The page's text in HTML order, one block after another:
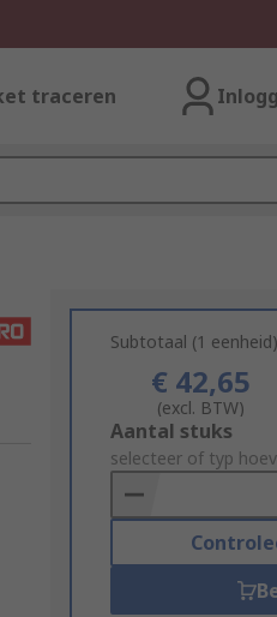
traceren
Subtotaal (1
€ 42,65
(excl. BTW)
Add
to
Basket
Aantal stuks
selecteer of typ